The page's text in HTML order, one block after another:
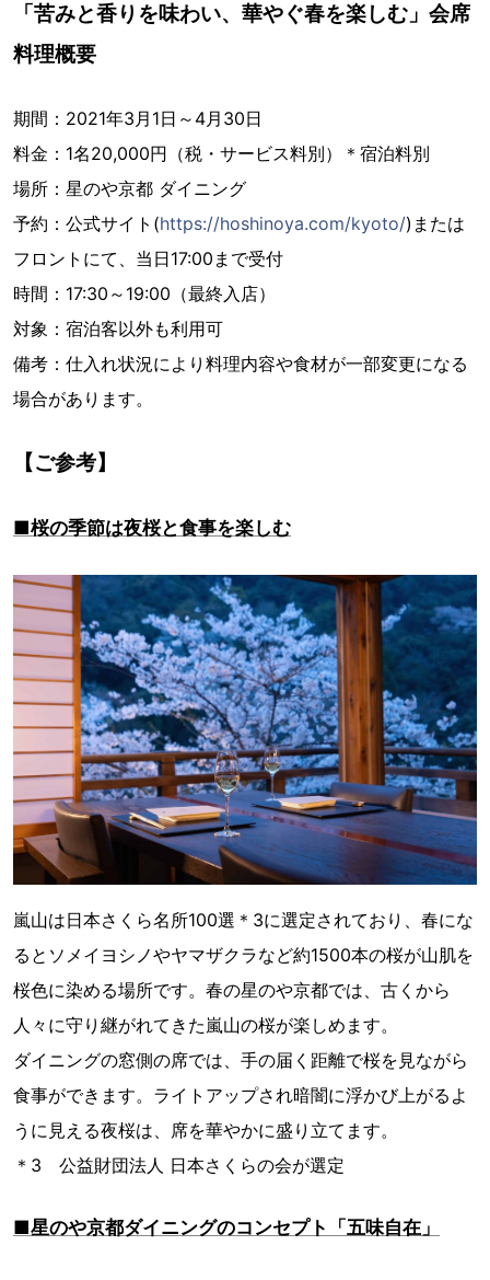
「苦みと香りを味わい、華やぐ春を楽しむ」会席
料理概要
期間：2021年3月1日～4月30日
料金：1名20,000円（税・サービス料別）＊宿泊料別
場所：星のや京都 ダイニング
予約：公式サイト(https://hoshinoya.com/kyoto/)または
フロントにて、当日17:00まで受付
時間：17:30～19:00（最終入店）
対象：宿泊客以外も利用可
備考：仕入れ状況により料理内容や食材が一部変更になる
場合があります。
【ご参考】
■桜の季節は夜桜と食事を楽しむ
嵐山は日本さくら名所100選＊3に選定されており、春にな
るとソメイヨシノやヤマザクラなど約1500本の桜が山肌を
桜色に染める場所です。春の星のや京都では、古くから
人々に守り継がれてきた嵐山の桜が楽しめます。
ダイニングの窓側の席では、手の届く距離で桜を見ながら
食事ができます。ライトアップされ暗闇に浮かび上がるよ
うに見える夜桜は、席を華やかに盛り立てます。
＊3 公益財団法人 日本さくらの会が選定
■星のや京都ダイニングのコンセプト「五味自在」